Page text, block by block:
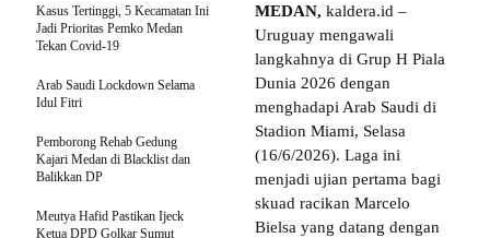
MEDAN, kaldera.id –
Uruguay mengawali
langkahnya di Grup H Piala
Dunia 2026 dengan
menghadapi Arab Saudi di
Stadion Miami, Selasa
(16/6/2026). Laga ini
menjadi ujian pertama bagi
skuad racikan Marcelo
Bielsa yang datang dengan
Kasus Tertinggi, 5 Kecamatan Ini
Jadi Prioritas Pemko Medan
Tekan Covid-19
Arab Saudi Lockdown Selama
Idul Fitri
Pemborong Rehab Gedung
Kajari Medan di Blacklist dan
Balikkan DP
Meutya Hafid Pastikan Ijeck
Ketua DPD Golkar Sumut